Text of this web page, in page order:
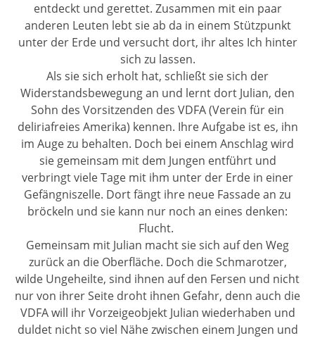
entdeckt und gerettet. Zusammen mit ein paar
anderen Leuten lebt sie ab da in einem Stützpunkt
unter der Erde und versucht dort, ihr altes Ich hinter
sich zu lassen.
Als sie sich erholt hat, schließt sie sich der
Widerstandsbewegung an und lernt dort Julian, den
Sohn des Vorsitzenden des VDFA (Verein für ein
deliriafreies Amerika) kennen. Ihre Aufgabe ist es, ihn
im Auge zu behalten. Doch bei einem Anschlag wird
sie gemeinsam mit dem Jungen entführt und
verbringt viele Tage mit ihm unter der Erde in einer
Gefängniszelle. Dort fängt ihre neue Fassade an zu
bröckeln und sie kann nur noch an eines denken:
Flucht.
Gemeinsam mit Julian macht sie sich auf den Weg
zurück an die Oberfläche. Doch die Schmarotzer,
wilde Ungeheilte, sind ihnen auf den Fersen und nicht
nur von ihrer Seite droht ihnen Gefahr, denn auch die
VDFA will ihr Vorzeigeobjekt Julian wiederhaben und
duldet nicht so viel Nähe zwischen einem Jungen und